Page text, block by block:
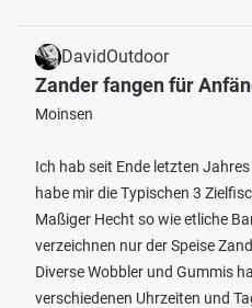
DavidOutdoor
Zander fangen für
Moinsen
Ich hab seit Ende letzten
habe mir die Typischen 3
Maßiger Hecht so wie etliche
verzeichnen nur der Speise
Diverse Wobbler und Gummis
verschiedenen Uhrzeiten und